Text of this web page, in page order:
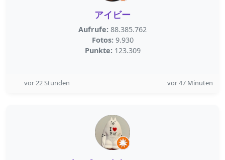
アイビー
Aufrufe: 88.385.762
Fotos: 9.930
Punkte: 123.309
vor 22 Stunden vor 47 Minuten